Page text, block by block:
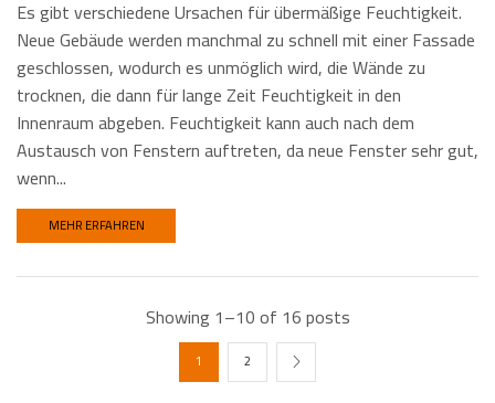
Es gibt verschiedene Ursachen für übermäßige Feuchtigkeit.
Neue Gebäude werden manchmal zu schnell mit einer Fassade
geschlossen, wodurch es unmöglich wird, die Wände zu
trocknen, die dann für lange Zeit Feuchtigkeit in den
Innenraum abgeben. Feuchtigkeit kann auch nach dem
Austausch von Fenstern auftreten, da neue Fenster sehr gut,
wenn...
MEHR ERFAHREN
Showing 1–10 of 16 posts
1 2